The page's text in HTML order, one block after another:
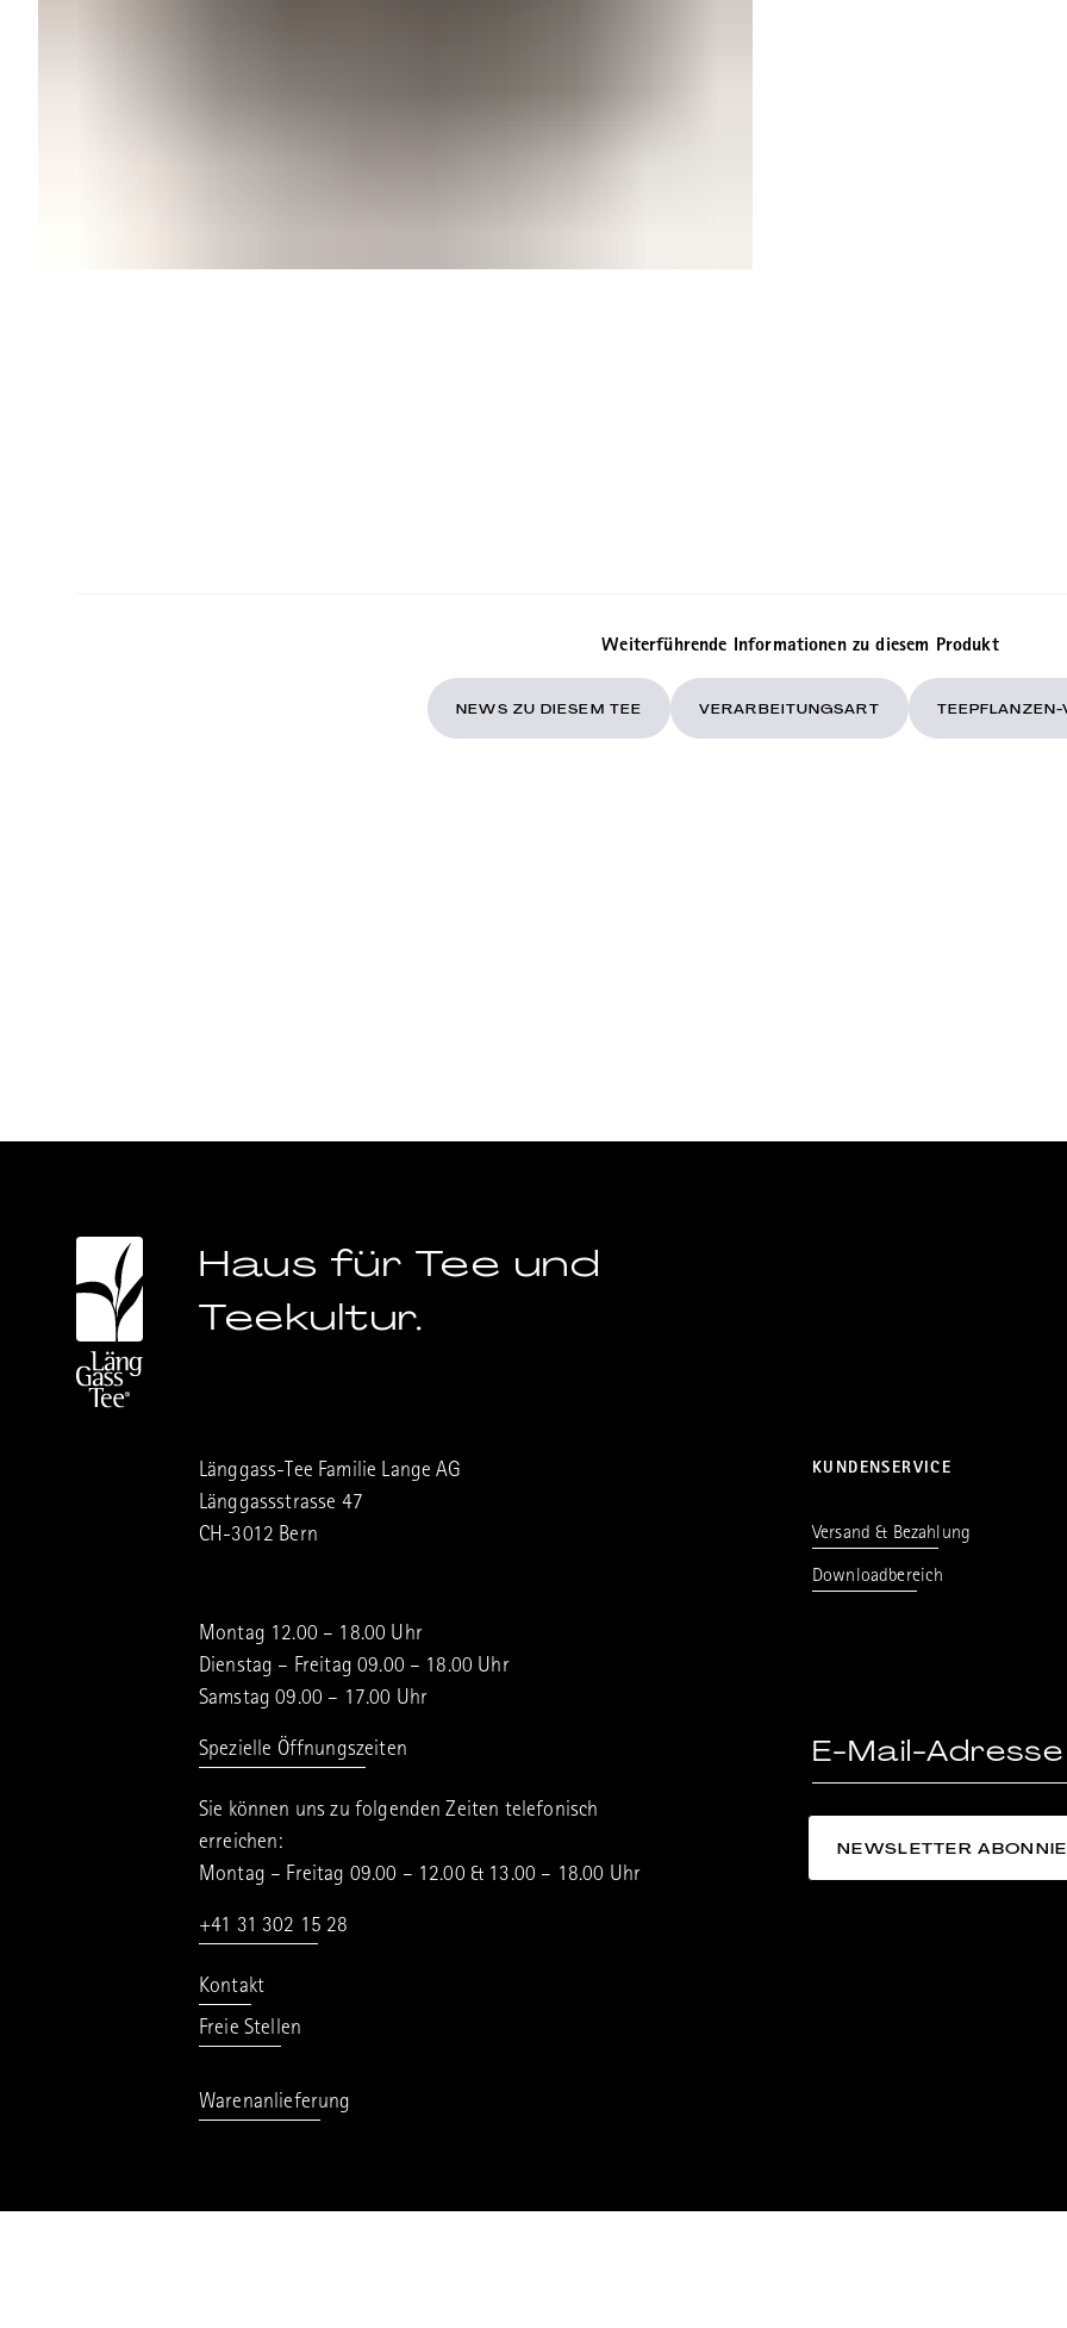
Weiterführende Informationen zu diesem Produkt
NEWS ZU DIESEM TEE VERARBEITUNGSART TEEPFLANZEN-
Haus für Tee und
Teekultur.
Länggass-Tee Familie Lange AG
Länggassstrasse 47
CH-3012 Bern
Montag 12.00 – 18.00 Uhr
Dienstag – Freitag 09.00 – 18.00 Uhr
Samstag 09.00 – 17.00 Uhr
Spezielle Öffnungszeiten
Sie können uns zu folgenden Zeiten telefonisch
erreichen:
Montag – Freitag 09.00 – 12.00 & 13.00 – 18.00 Uhr
+41 31 302 15 28
Kontakt
Freie Stellen
Warenanlieferung
KUNDENSERVICE
Versand & Bezahlung
Downloadbereich